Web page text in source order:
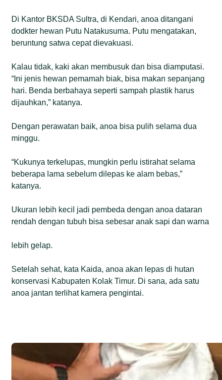
Di Kantor BKSDA Sultra, di Kendari, anoa ditangani
dodkter hewan Putu Natakusuma. Putu mengatakan,
beruntung satwa cepat dievakuasi.
Kalau tidak, kaki akan membusuk dan bisa diamputasi.
“Ini jenis hewan pemamah biak, bisa makan sepanjang
hari. Benda berbahaya seperti sampah plastik harus
dijauhkan,” katanya.
Dengan perawatan baik, anoa bisa pulih selama dua
minggu.
“Kukunya terkelupas, mungkin perlu istirahat selama
beberapa lama sebelum dilepas ke alam bebas,”
katanya.
Ukuran lebih kecil jadi pembeda dengan anoa dataran
rendah dengan tubuh bisa sebesar anak sapi dan warna
lebih gelap.
Setelah sehat, kata Kaida, anoa akan lepas di hutan
konservasi Kabupaten Kolak Timur. Di sana, ada satu
anoa jantan terlihat kamera pengintai.